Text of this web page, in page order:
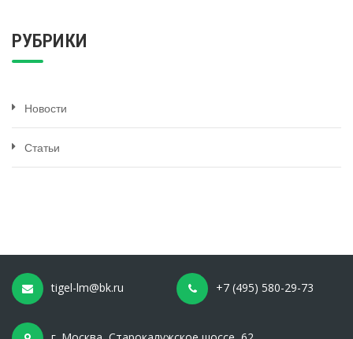
РУБРИКИ
Новости
Статьи
tigel-lm@bk.ru +7 (495) 580-29-73